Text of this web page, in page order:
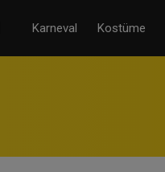
Karneval Kostüme